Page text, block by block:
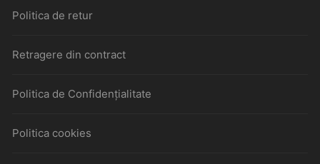
Politica de retur
Retragere din contract
Politica de Confidențialitate
Politica cookies